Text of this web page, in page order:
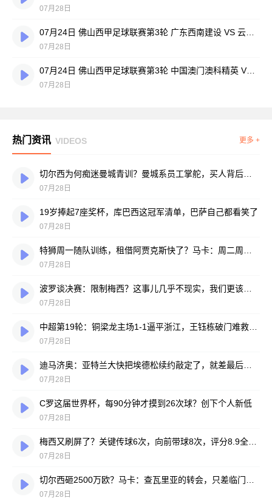
07月28日
07月28日
07月24日 佛山西甲足球联赛第3轮 中国澳门澳科精英 VS 藝品高國際 全场录像
07月28日
热门资讯 VIDEOS 更多 +
07月28日
19岁捧起7座奖杯，库巴西这冠军清单，巴萨自己都看笑了
07月28日
07月28日
07月28日
07月28日
07月28日
C罗这届世界杯，每90分钟才摸到26次球？创下个人新低
07月28日
07月28日
07月28日